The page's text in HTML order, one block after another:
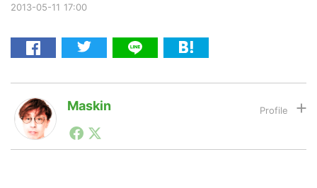
2013-05-11 17:00
Maskin
1990年代初頭から記者としてまた起業家としてITスタ
ートアップ業界のハードウェアからソフトウェアの事業
RE:LIFE
Re:Work
AI
[Startup]
[Voice Edition]
[YouTube]